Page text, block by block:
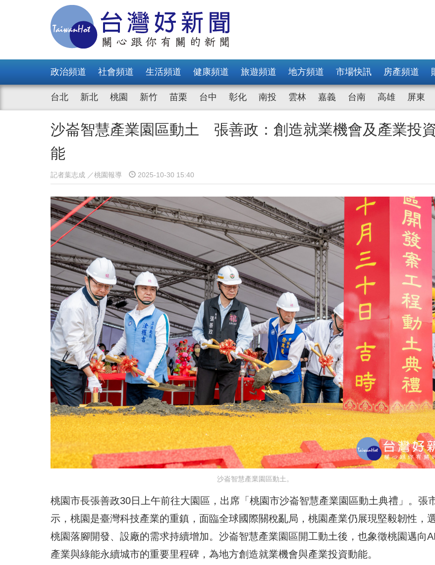
政治頻道 社會頻道 生活頻道 健康頻道 旅遊頻道 地方頻道 市場快訊 房產頻道
台北 新北 桃園 新竹 苗栗 台中 彰化 南投 雲林 嘉義 台南 高雄 屏東
沙崙智慧產業園區動土 張善政：創造就業機會及產業投
能
記者葉志成 ／桃園報導 2025-10-30 15:40
沙崙智慧產業園區動土。
桃園市長張善政30日上午前往大園區，出席「桃園市沙崙智慧產業園區動土典禮」。張
示，桃園是臺灣科技產業的重鎮，面臨全球國際關稅亂局，桃園產業仍展現堅毅韌性，
桃園落腳開發、設廠的需求持續增加。沙崙智慧產業園區開工動土後，也象徵桃園邁向
產業與綠能永續城市的重要里程碑，為地方創造就業機會與產業投資動能。